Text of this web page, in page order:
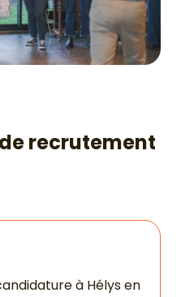
recrutement
à Hélys en